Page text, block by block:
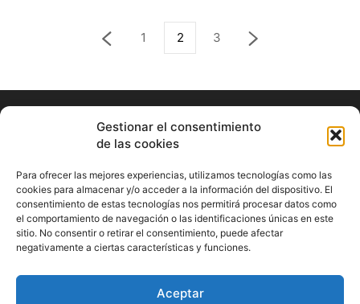
Gestionar el consentimiento
de las cookies
Para ofrecer las mejores experiencias, utilizamos tecnologías como las
cookies para almacenar y/o acceder a la información del dispositivo. El
consentimiento de estas tecnologías nos permitirá procesar datos como
el comportamiento de navegación o las identificaciones únicas en este
sitio. No consentir o retirar el consentimiento, puede afectar
negativamente a ciertas características y funciones.
Aceptar
1 2 3
ABOUT US
Información Cultural de Málaga y otros de interés general
Contact us:musicamalaga55@gmail.com